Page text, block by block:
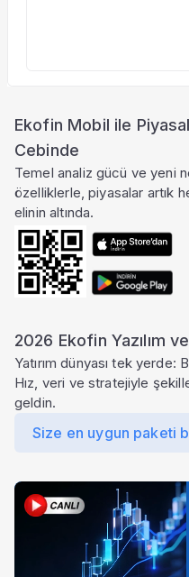
Ekofin Mobil ile
Cebinde
Temel analiz gücü ve yeni
özelliklerle, piyasalar artık
elinin altında.
2026 Ekofin Yazılım
Yatırım dünyası tek
Hız, veri ve stratejiyle
geldin.
Size en uygun paketi